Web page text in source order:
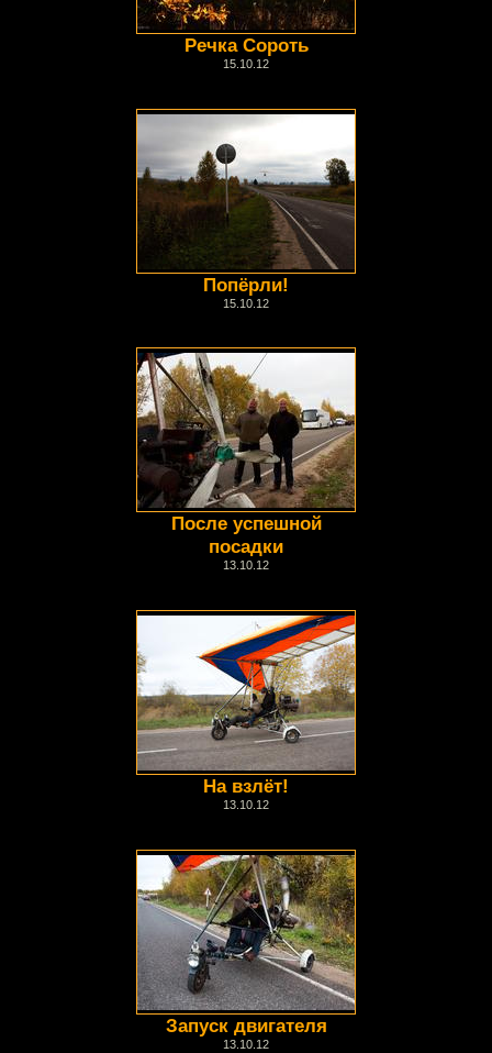
Речка Сороть
15.10.12
Попёрли!
15.10.12
После успешной
посадки
13.10.12
На взлёт!
13.10.12
Запуск двигателя
13.10.12